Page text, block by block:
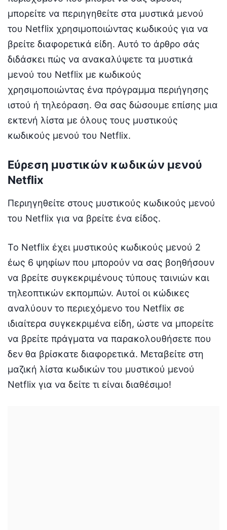
μπορείτε να περιηγηθείτε στα μυστικά μενού
του Netflix χρησιμοποιώντας κωδικούς για να
βρείτε διαφορετικά είδη. Αυτό το άρθρο σάς
διδάσκει πώς να ανακαλύψετε τα μυστικά
μενού του Netflix με κωδικούς
χρησιμοποιώντας ένα πρόγραμμα περιήγησης
ιστού ή τηλεόραση. Θα σας δώσουμε επίσης μια
εκτενή λίστα με όλους τους μυστικούς
κωδικούς μενού του Netflix.
Εύρεση μυστικών κωδικών μενού
Netflix
Περιηγηθείτε στους μυστικούς κωδικούς μενού
του Netflix για να βρείτε ένα είδος.
Το Netflix έχει μυστικούς κωδικούς μενού 2
έως 6 ψηφίων που μπορούν να σας βοηθήσουν
να βρείτε συγκεκριμένους τύπους ταινιών και
τηλεοπτικών εκπομπών. Αυτοί οι κώδικες
αναλύουν το περιεχόμενο του Netflix σε
ιδιαίτερα συγκεκριμένα είδη, ώστε να μπορείτε
να βρείτε πράγματα να παρακολουθήσετε που
δεν θα βρίσκατε διαφορετικά. Μεταβείτε στη
μαζική λίστα κωδικών του μυστικού μενού
Netflix για να δείτε τι είναι διαθέσιμο!